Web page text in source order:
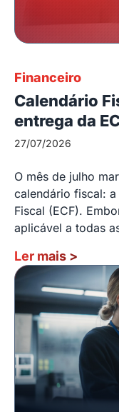
Financeiro
Calendário
entrega da
27/07/2026
O mês de julho
calendário fiscal:
Fiscal (ECF).
aplicável a todas
Ler mais >